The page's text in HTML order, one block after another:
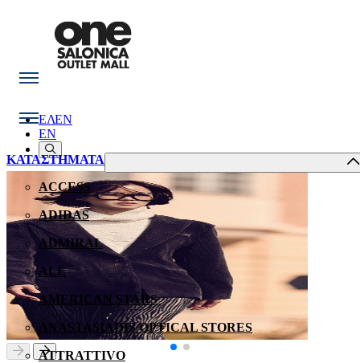
EN
ΚΑΤΑΣΤΗΜΑΤΑ
ACCESS
ADIDAS
ADMIRAL
ALE
AMERICAN STARS
ANASTASIADIS OPTICAL STORES
ATTRATTIVO
ΕΛ
EN